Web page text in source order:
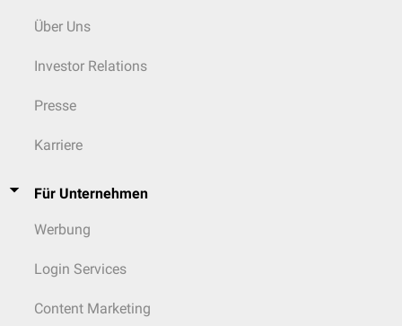
Über Uns
Investor Relations
Presse
Karriere
Für Unternehmen
Werbung
Login Services
Content Marketing